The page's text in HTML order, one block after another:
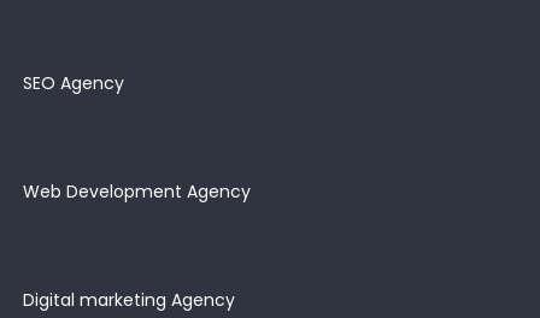
SEO Agency
Web Development Agency
Digital marketing Agency